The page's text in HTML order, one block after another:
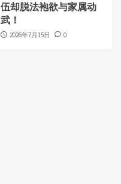
伍却脱法袍欲与家属动
武！
2026年7月15日 0